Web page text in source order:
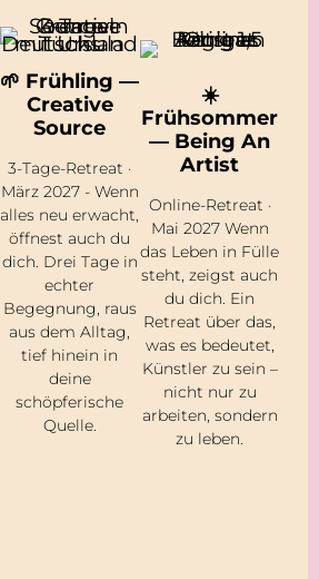
🌱 Frühling —
Creative
Source
3-Tage-Retreat ·
März 2027 - Wenn
alles neu erwacht,
öffnest auch du
dich. Drei Tage in
echter
Begegnung, raus
aus dem Alltag,
tief hinein in
deine
schöpferische
Quelle.
☀️
Frühsommer
— Being An
Artist
Online-Retreat ·
Mai 2027 Wenn
das Leben in Fülle
steht, zeigst auch
du dich. Ein
Retreat über das,
was es bedeutet,
Künstler zu sein –
nicht nur zu
arbeiten, sondern
zu leben.